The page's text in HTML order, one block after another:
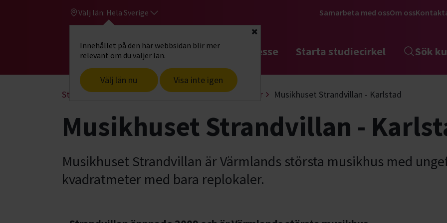
Välj län: Hela Sverige
Innehållet på den här webbsidan blir mer
relevant om du väljer län.
Välj län nu Visa inte igen
Stäng
Samarbeta med ossOm oss
Gå till studiefrämjandets startsidaHitta intresse Starta studiecirkel Sök
Start Hitta intresse Musik Studios & replokaler Musikhuset Strandvillan - Karlstad
Musikhuset Strandvillan -
Musikhuset Strandvillan är Värmlands största musikhus med
kvadratmeter med bara replokaler.